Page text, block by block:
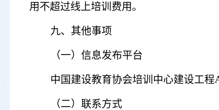
用不超过线上培训费用。
九、其他事项
（一） 信息发布平台
中国建设教育协会培训中心建设工程
（二） 联系方式